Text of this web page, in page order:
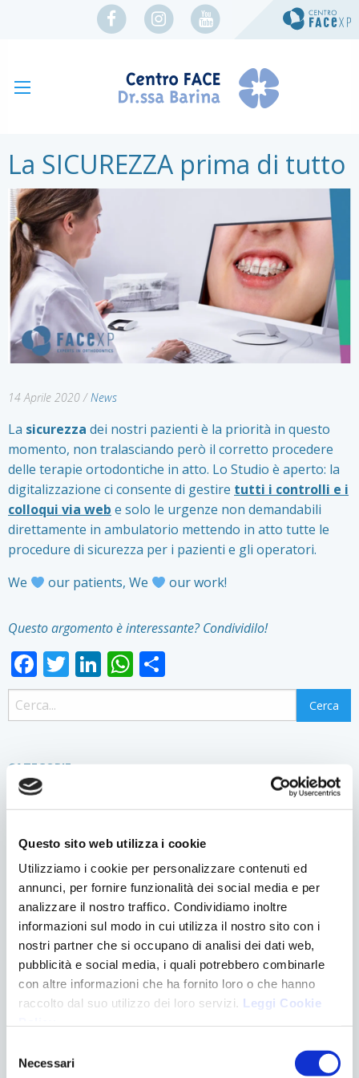
Questo sito web utilizza i cookie
Utilizziamo i cookie per personalizzare contenuti ed
annunci, per fornire funzionalità dei social media e per
analizzare il nostro traffico. Condividiamo inoltre
informazioni sul modo in cui utilizza il nostro sito con i
nostri partner che si occupano di analisi dei dati web,
pubblicità e social media, i quali potrebbero combinarle
con altre informazioni che ha fornito loro o che hanno
raccolto dal suo utilizzo dei loro servizi. Leggi Cookie
delNecessari
La SICUREZZA prima di tutto
14 Aprile 2020/News
La sicurezza dei nostri pazienti è la priorità in questo
momento, non tralasciando però il corretto procedere
delle terapie ortodontiche in atto. Lo Studio è aperto: la
digitalizzazione ci consente di gestire tutti i controlli e i
colloqui via web e solo le urgenze non demandabili
direttamente in ambulatorio mettendo in atto tutte le
procedure di sicurezza per i pazienti e gli operatori.
We
our patients, We our work!
Questo argomento è interessante? Condividilo!
Facebook
Twitter
LinkedIn
WhatsApp
CATEGORIE
Apparecchiature
Chirurgia
Eventi
Logopedia
News
Ortodonzia
Pedodonzia
Senza categoria
Trattamenti
LO SBIANCAMENTO DENTALE